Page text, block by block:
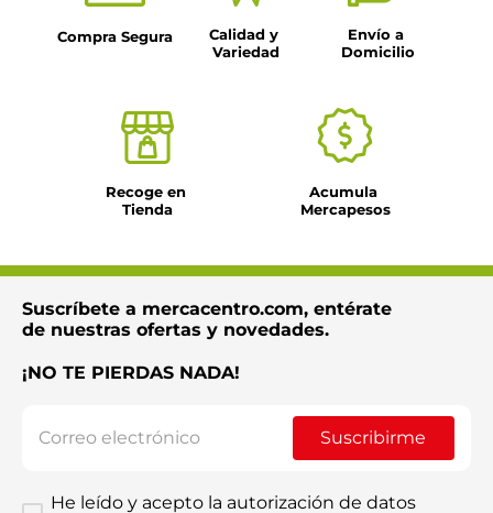
Compra Segura
Calidad y
Variedad
Envío a
Domicilio
Recoge en
Tienda
Acumula
Mercapesos
Suscríbete a mercacentro.com, entérate
de nuestras ofertas y novedades.
¡NO TE PIERDAS NADA!
Suscribirme
He leído y acepto la autorización de datos